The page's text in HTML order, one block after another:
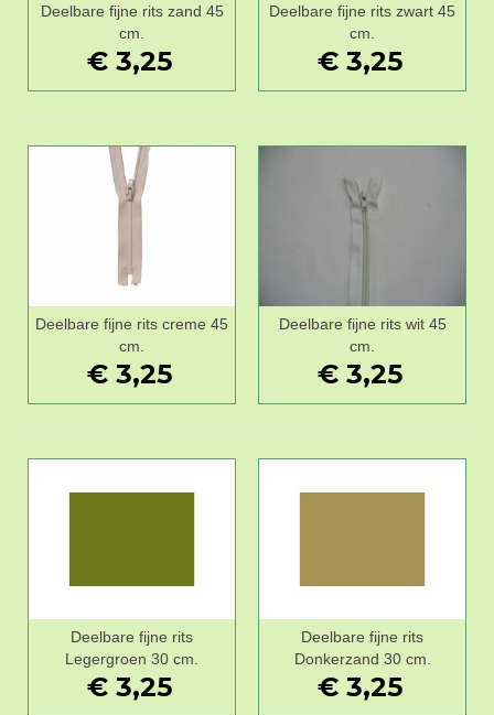
Deelbare fijne rits zand 45
cm.
€ 3,25
Deelbare fijne rits zwart 45
cm.
€ 3,25
Deelbare fijne rits creme 45
cm.
€ 3,25
Deelbare fijne rits wit 45
cm.
€ 3,25
Deelbare fijne rits
Legergroen 30 cm.
€ 3,25
Deelbare fijne rits
Donkerzand 30 cm.
€ 3,25